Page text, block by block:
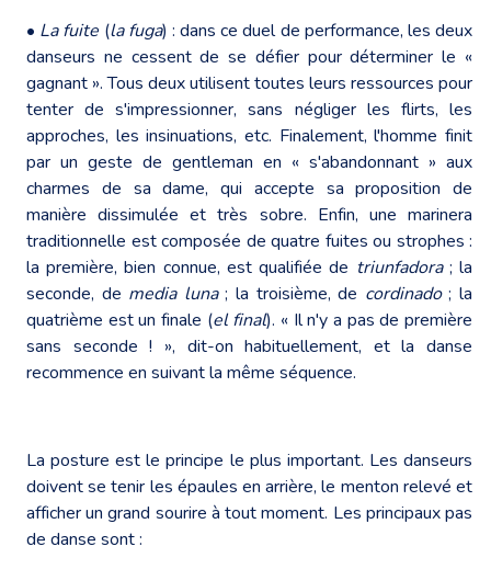
• La fuite (la fuga) : dans ce duel de performance, les deux
danseurs ne cessent de se défier pour déterminer le «
gagnant ». Tous deux utilisent toutes leurs ressources pour
tenter de s'impressionner, sans négliger les flirts, les
approches, les insinuations, etc. Finalement, l'homme finit
par un geste de gentleman en « s'abandonnant » aux
charmes de sa dame, qui accepte sa proposition de
manière dissimulée et très sobre. Enfin, une marinera
traditionnelle est composée de quatre fuites ou strophes :
la première, bien connue, est qualifiée de triunfadora; la
seconde, de media luna; la troisième, de cordinado; la
quatrième est un finale (el final). « Il n'y a pas de première
sans seconde ! », dit-on habituellement, et la danse
recommence en suivant la même séquence.
La posture est le principe le plus important. Les danseurs
doivent se tenir les épaules en arrière, le menton relevé et
afficher un grand sourire à tout moment. Les principaux pas
de danse sont :